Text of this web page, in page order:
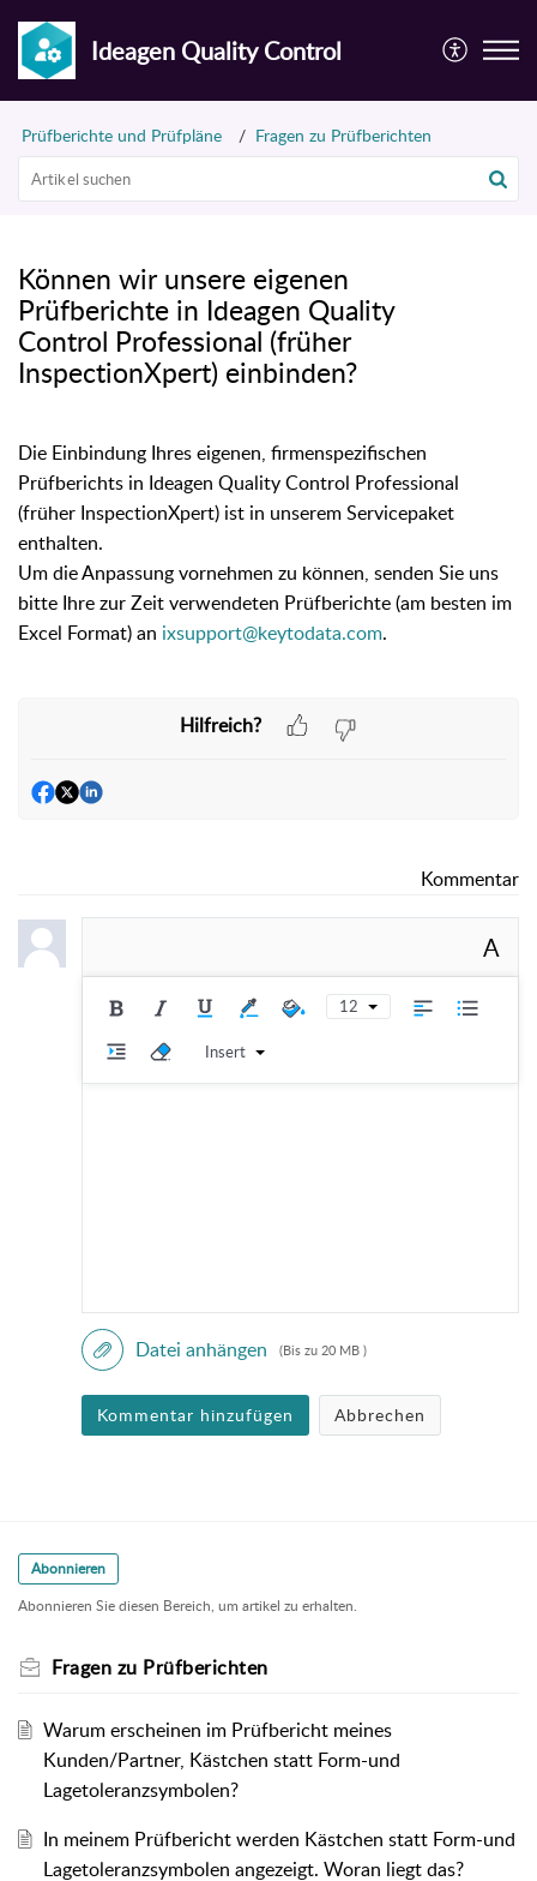
Ideagen Quality Control
Prüfberichte und Prüfpläne Fragen zu Prüfberichten
Können wir unsere eigenen
Prüfberichte in Ideagen Quality
Control Professional (früher
InspectionXpert) einbinden?
Die Einbindung Ihres eigenen, firmenspezifischen
Prüfberichts in Ideagen Quality Control Professional
(früher InspectionXpert) ist in unserem Servicepaket
enthalten.
Um die Anpassung vornehmen zu können, senden Sie uns
bitte Ihre zur Zeit verwendeten Prüfberichte (am besten im
Excel Format) an ixsupport@keytodata.com.
Hilfreich?
Kommentar
A
12
Insert
Datei anhängen (Bis zu 20 MB )
Kommentar hinzufügen Abbrechen
Abonnieren
Abonnieren Sie diesen Bereich, um artikel zu erhalten.
Fragen zu Prüfberichten
Warum erscheinen im Prüfbericht meines
Kunden/Partner, Kästchen statt Form-und
Lagetoleranzsymbolen?
In meinem Prüfbericht werden Kästchen statt Form-und
Lagetoleranzsymbolen angezeigt. Woran liegt das?